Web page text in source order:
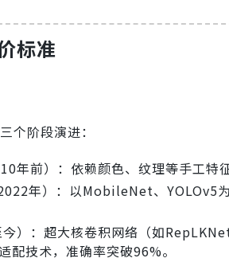
标准
个阶段演进：
年前）：依赖颜色、纹理等手工特
年）：以MobileNet、YOLOv5
今）：超大核卷积网络（如RepLKNet
配技术，准确率突破96%。